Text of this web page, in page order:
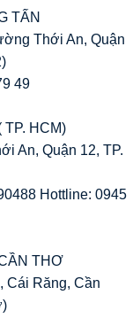
TẤN
Thới An, Quận
49
TP. HCM)
An, Quận 12, TP.
Hottline: 0945
THƠ
Răng, Cần